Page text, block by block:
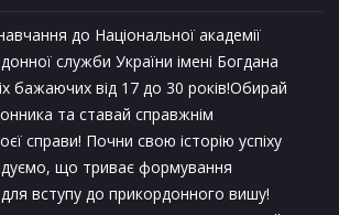
до Національної академії
служби України імені Богдана
бажаючих від 17 до 30 років!Обирай
та ставай справжнім
справи! Почни свою історію успіху
що триває формування
вступу до прикордонного вишу!